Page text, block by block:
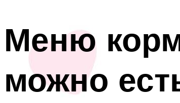
Меню
можно